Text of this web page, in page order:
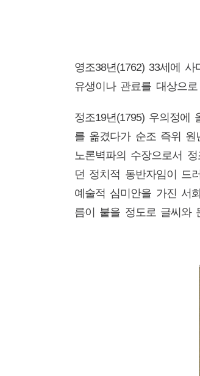
영조38년(1762) 33세에
유생이나 관료를 대상으
정조19년(1795) 우의정에
를 옮겼다가 순조 즉위 원
노론벽파의 수장으로서
던 정치적 동반자임이 드
예술적 심미안을 가진 서
름이 붙을 정도로 글씨와